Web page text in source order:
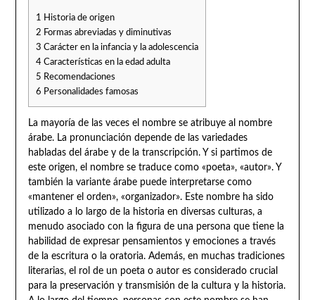
1 Historia de origen
2 Formas abreviadas y diminutivas
3 Carácter en la infancia y la adolescencia
4Características en la edad adulta
5 Recomendaciones
6 Personalidades famosas
La mayoría de las veces el nombre se atribuye al nombre
árabe. La pronunciación depende de las variedades
habladas del árabe y de la transcripción. Y si partimos de
este origen, el nombre se traduce como «poeta», «autor». Y
también la variante árabe puede interpretarse como
«mantener el orden», «organizador». Este nombre ha sido
utilizado a lo largo de la historia en diversas culturas, a
menudo asociado con la figura de una persona que tiene la
habilidad de expresar pensamientos y emociones a través
de la escritura o la oratoria. Además, en muchas tradiciones
literarias, el rol de un poeta o autor es considerado crucial
para la preservación y transmisión de la cultura y la historia.